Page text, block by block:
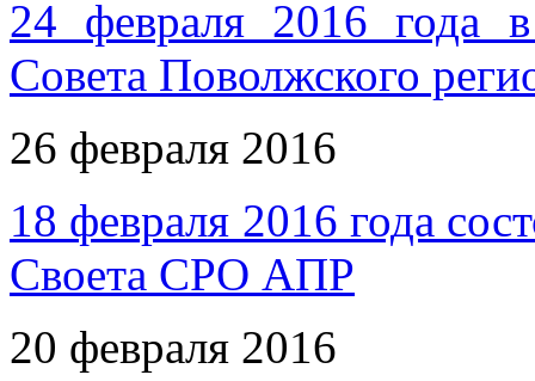
24 февраля 2016 года
Совета Поволжского
26 февраля 2016
18 февраля 2016 года
Своета СРО АПР
20 февраля 2016